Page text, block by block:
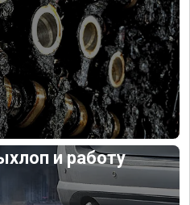
и работу